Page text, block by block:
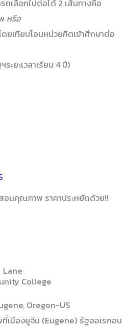
ถเลือกไปต่อได้ 2 เส้นทางคือ
หรือ
เทียบโอนหน่วยกิตเข้าศึกษาต่อ
ะยะเวลาเรียน 4 ปี)
อนคุณภาพ ราคาประหยัดด้วย!!
Lane
College
Oregon-US
มืองยูจีน (Eugene) รัฐออเรกอน